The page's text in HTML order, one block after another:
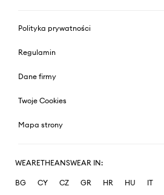
Polityka prywatności
Regulamin
Dane firmy
Twoje Cookies
Mapa strony
WEARETHEANSWEAR IN:
BG CY CZ GR HR HU IT